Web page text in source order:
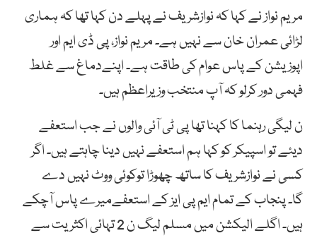
مریم نواز نے کہا کہ نوازشریف نے پہلے دن کہا تھا کہ ہماری
لڑائی عمران خان سے نہیں ہے۔ مریم نواز، پی ڈی ایم اور
اپوزیشن کے پاس عوام کی طاقت ہے۔ اپنےدماغ سے غلط
فہمی دور کرلو کہ آپ منتخب وزیراعظم ہیں۔
ن لیگی رہنما کا کہنا تھا پی ٹی آئی والوں نے جب استعفے
دیئے تو اسپیکر کو کہا ہم استعفے نہیں دینا چاہتے ہیں۔ اگر
کسی نے نوازشریف کا ساتھ چھوڑا توکوئی ووٹ نہیں دے
گا۔ پنجاب کے تمام ایم پی ایز کے استعفےمیرے پاس آچکے
ہیں۔ اگلے الیکشن میں مسلم لیگ ن 2 تہائی اکثریت سے